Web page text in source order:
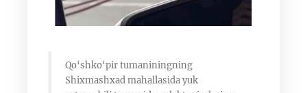
Qo‘shko‘pir tumaniningning
Shixmashxad mahallasida yuk